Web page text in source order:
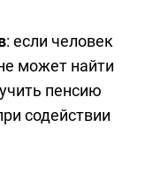
: если человек
может найти
пенсию
содействии